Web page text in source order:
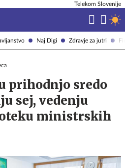
Naj Digi Zdravje za jutri
Telekom Slovenije
prihodnjo sredo
sej, vedenju
ministrskih